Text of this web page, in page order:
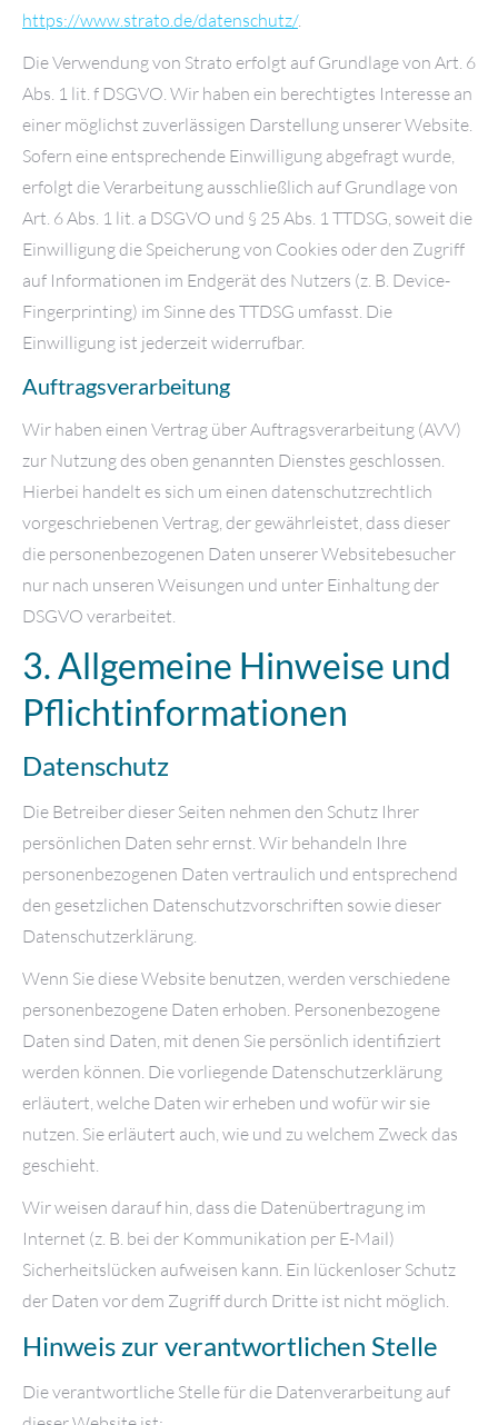
https://www.strato.de/datenschutz/.
Die Verwendung von Strato erfolgt auf Grundlage von Art. 6
Abs. 1 lit. f DSGVO. Wir haben ein berechtigtes Interesse an
einer möglichst zuverlässigen Darstellung unserer Website.
Sofern eine entsprechende Einwilligung abgefragt wurde,
erfolgt die Verarbeitung ausschließlich auf Grundlage von
Art. 6 Abs. 1 lit. a DSGVO und § 25 Abs. 1 TTDSG, soweit die
Einwilligung die Speicherung von Cookies oder den Zugriff
auf Informationen im Endgerät des Nutzers (z. B. Device-
Fingerprinting) im Sinne des TTDSG umfasst. Die
Einwilligung ist jederzeit widerrufbar.
Auftragsverarbeitung
Wir haben einen Vertrag über Auftragsverarbeitung (AVV)
zur Nutzung des oben genannten Dienstes geschlossen.
Hierbei handelt es sich um einen datenschutzrechtlich
vorgeschriebenen Vertrag, der gewährleistet, dass dieser
die personenbezogenen Daten unserer Websitebesucher
nur nach unseren Weisungen und unter Einhaltung der
DSGVO verarbeitet.
3. Allgemeine Hinweise und
Pflicht­informationen
Datenschutz
Die Betreiber dieser Seiten nehmen den Schutz Ihrer
persönlichen Daten sehr ernst. Wir behandeln Ihre
personenbezogenen Daten vertraulich und entsprechend
den gesetzlichen Datenschutzvorschriften sowie dieser
Datenschutzerklärung.
Wenn Sie diese Website benutzen, werden verschiedene
personenbezogene Daten erhoben. Personenbezogene
Daten sind Daten, mit denen Sie persönlich identifiziert
werden können. Die vorliegende Datenschutzerklärung
erläutert, welche Daten wir erheben und wofür wir sie
nutzen. Sie erläutert auch, wie und zu welchem Zweck das
geschieht.
Wir weisen darauf hin, dass die Datenübertragung im
Internet (z. B. bei der Kommunikation per E-Mail)
Sicherheitslücken aufweisen kann. Ein lückenloser Schutz
der Daten vor dem Zugriff durch Dritte ist nicht möglich.
Hinweis zur verantwortlichen Stelle
Die verantwortliche Stelle für die Datenverarbeitung auf